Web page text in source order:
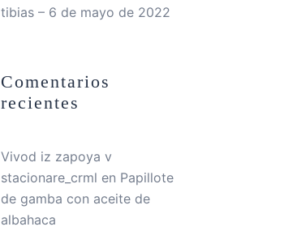
tibias – 6 de mayo de 2022
Comentarios
recientes
Vivod iz zapoya v
stacionare_crml en Papillote
de gamba con aceite de
albahaca